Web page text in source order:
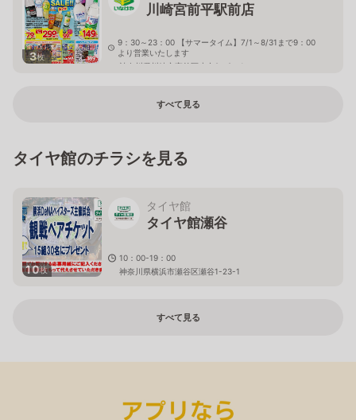
3枚
川崎宮前平駅前店
9：30～23：00 【サマータイム】7/1～8/31まで9：00
より営業いたします
神奈川県川崎市宮前区小台2－2－1
すべて見る
タイヤ館のチラシを見る
10枚
タイヤ館
タイヤ館瀬谷
10：00-19：00
神奈川県横浜市瀬谷区瀬谷1-23-1
すべて見る